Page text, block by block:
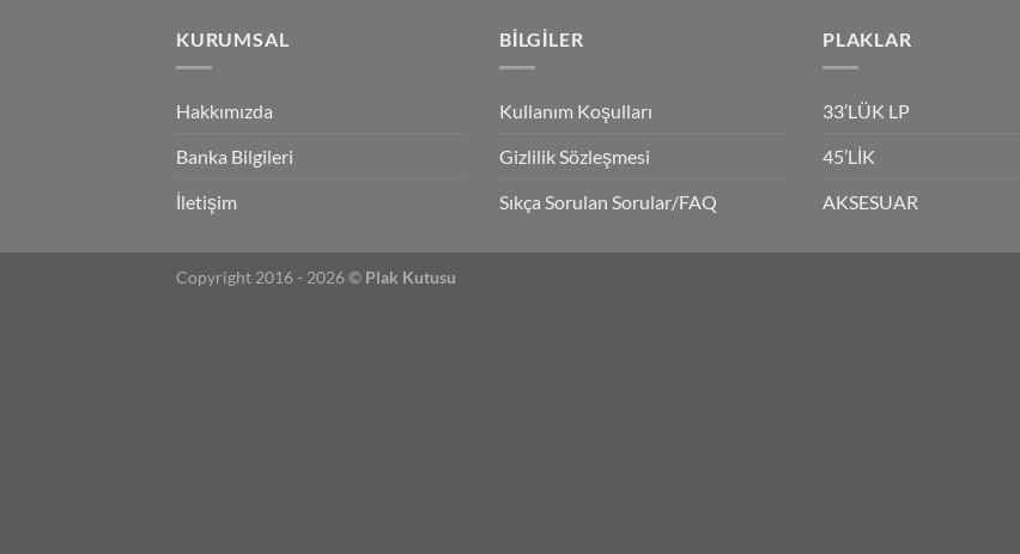
KURUMSAL
Hakkımızda
Banka Bilgileri
İletişim
BILGILER
Kullanım Koşulları
Gizlilik Sözleşmesi
Sıkça Sorulan Sorular/FAQ
PLAKLAR
33’LÜK LP
45’LİK
AKSESUAR
Copyright 2016 - 2026 © Plak Kutusu